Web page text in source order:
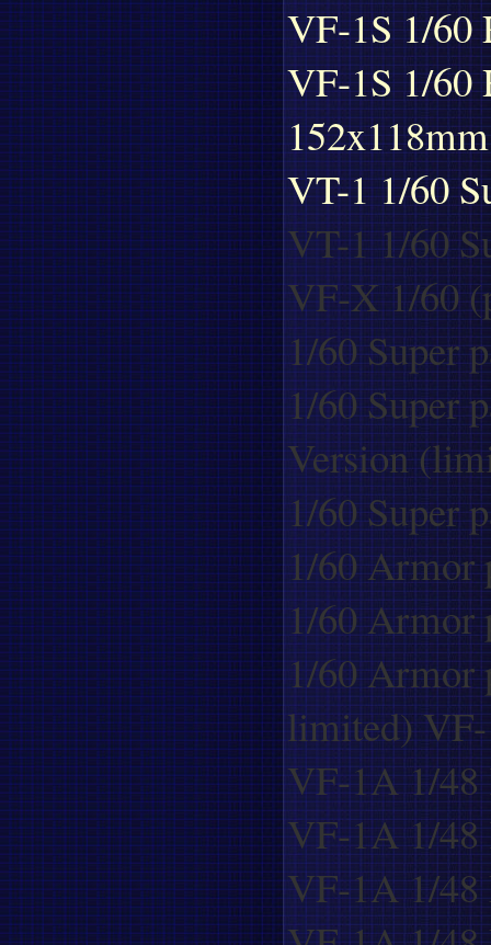
VF-1S 1/60
VF-1S 1/60
152x118mm
VT-1 1/60
VT-1 1/60
VF-X 1/60
1/60 Super
1/60 Super
Version
1/60 Super
1/60 Armor
1/60 Armor
1/60 Armor
limited)
VF-1A 1/
VF-1A 1/
VF-1A 1/